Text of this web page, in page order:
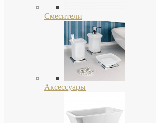
Смесители
Аксессуары